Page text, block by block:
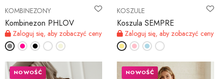
KOMBINEZONY
Kombinezon PHLOV
Zaloguj się, aby zobaczyć ceny
KOSZULE
Koszula SEMPRE
Zaloguj się, aby zobaczyć ceny
NOWOŚĆ NOWOŚĆ